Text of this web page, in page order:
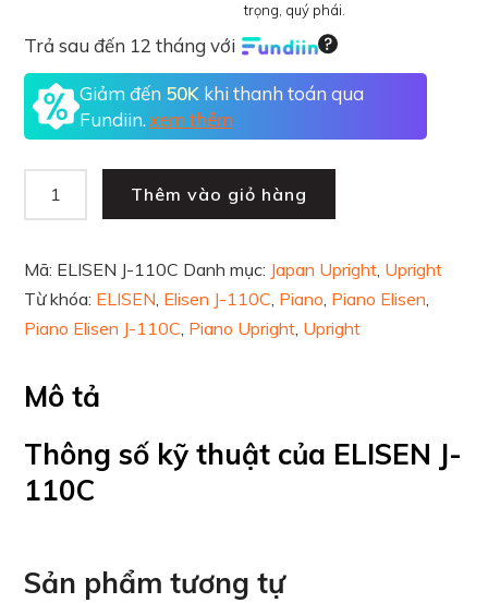
trọng, quý phái.
Trả sau đến 12 tháng với
Giảm đến 50K khi thanh toán qua
Fundiin. xem thêm
Thêm vào giỏ hàng
Mã: ELISEN J-110C Danh mục: Japan Upright, Upright
Từ khóa: ELISEN, Elisen J-110C, Piano, Piano Elisen,
Piano Elisen J-110C, Piano Upright, Upright
Mô tả
Thông số kỹ thuật của ELISEN J-
110C
Sản phẩm tương tự